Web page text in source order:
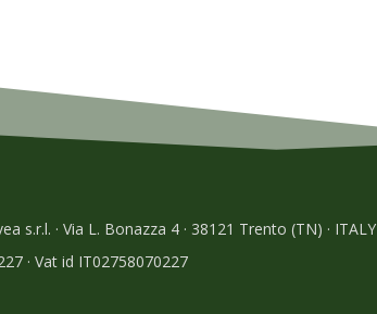
s.r.l. · Via L. Bonazza 4 · 38121 Trento (TN) · ITALY
· Vat id IT02758070227